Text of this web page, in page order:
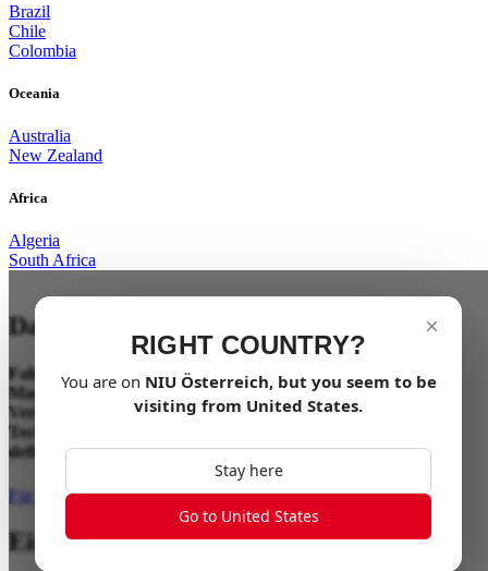
Brazil
Chile
Colombia
Oceania
Australia
New Zealand
Africa
Algeria
South Africa
×
RIGHT COUNTRY?
You are on NIU Österreich, but you seem to be
visiting from United States.
Stay here
Go to United States
Das ultimative Fahrerlebnis
Fahren war schon immer die Verbindung zwischen Fahrer,
Maschine und der Straße vor ihm. Der Concept 06 hebt diese
Verbindung auf die nächste Stufe – mit fortschrittlicher
Technologie und Performance, die das Fahrgefühl neu
definiert.
Für Updates anmelden
Ein neuer Maßstab in Performance.